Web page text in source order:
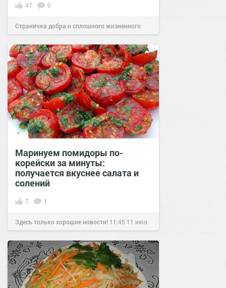
47 0
Страничка добра и сплошного жизненного
позитива!08:5718 июл 2019
Маринуем помидоры по-
корейски за минуты:
получается вкуснее салата и
солений
7 1
Здесь только хорошие новости! 11:45 11 июл
2021